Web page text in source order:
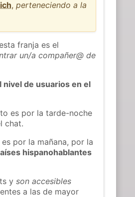
,perteneciendo a la
franja es el
un/a compañer@ de
nivel de usuarios en el
es por la tarde-noche
chat.
por la mañana, por la
hispanohablantes
yson accesibles
a las de mayor